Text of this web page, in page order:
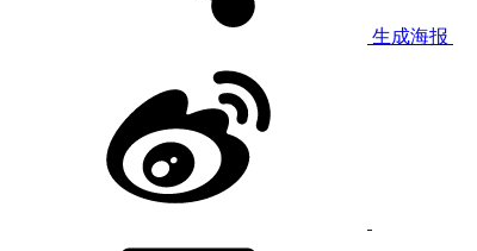
生成海报